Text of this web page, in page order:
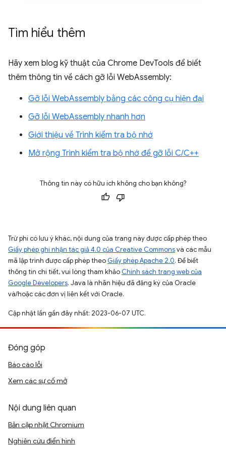
Tìm hiểu thêm
Hãy xem blog kỹ thuật của Chrome DevTools để biết
thêm thông tin về cách gỡ lỗi WebAssembly:
Gỡ lỗi WebAssembly bằng các công cụ hiện đại
Gỡ lỗi WebAssembly nhanh hơn
Giới thiệu về Trình kiểm tra bộ nhớ
Mở rộng Trình kiểm tra bộ nhớ để gỡ lỗi C/C++
Thông tin này có hữu ích không cho bạn không?
Trừ phi có lưu ý khác, nội dung của trang này được cấp phép theo
Giấy phép ghi nhận tác giả 4.0 của Creative Commonsvà các mẫu
mã lập trình được cấp phép theo Giấy phép Apache 2.0. Để biết
thông tin chi tiết, vui lòng tham khảo Chính sách trang web của
Google Developers. Java là nhãn hiệu đã đăng ký của Oracle
và/hoặc các đơn vị liên kết với Oracle.
Cập nhật lần gần đây nhất: 2023-06-07 UTC.
Đóng góp
Báo cáo lỗi
Xem các sự cố mở
Nội dung liên quan
Bản cập nhật Chromium
Nghiên cứu điển hình